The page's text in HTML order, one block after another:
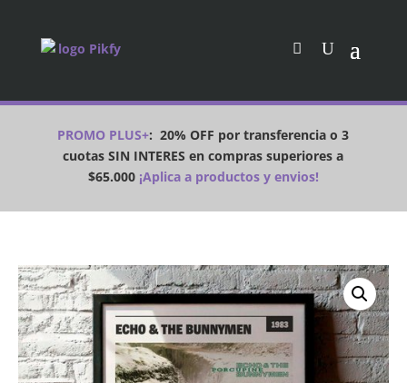
PROMO PLUS+:20% OFF por transferencia o 3
cuotas SIN INTERES en compras superiores a
$65.000¡Aplica a productos y envios!